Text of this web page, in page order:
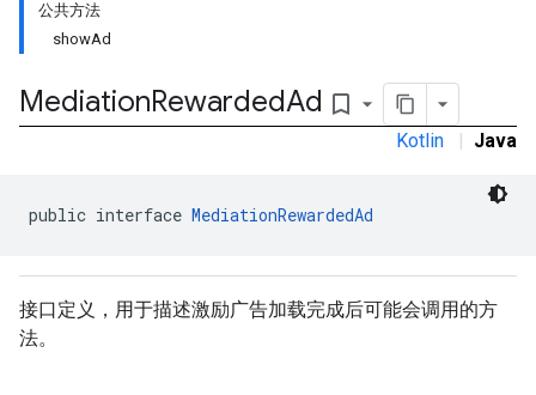
公共方法
showAd
MediationRewardedAd bookmark_border
Kotlin | Java
public interface MediationRewardedAd
接口定义，用于描述激励广告加载完成后可能会调用的方
法。